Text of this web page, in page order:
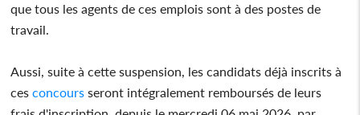
que tous les agents de ces emplois sont à des postes de
travail.
Aussi, suite à cette suspension, les candidats déjà inscrits à
cesconcours seront intégralement remboursés de leurs